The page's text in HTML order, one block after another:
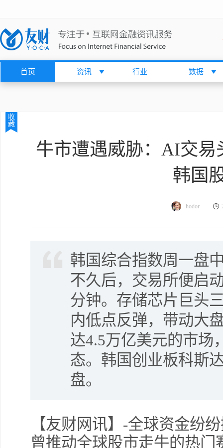
首页 资讯 行业 数据
收
藏
牛市遭遇威胁：AI交
韩国
hodor
韩国综合指数周一盘
不久后，交易所便启
分钟。存储芯片巨头
内低点反弹，带动大
达4.5万亿美元的市场
态。韩国创业板科斯
盘。
【友财网讯】-全球资金纷
曾推动全球股市走牛的热